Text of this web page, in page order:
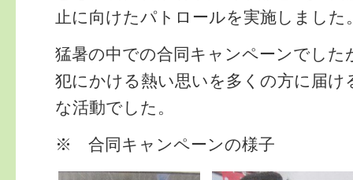
止に向けたパトロールを実施しました
猛暑の中での合同キャンペーンでした
犯にかける熱い思いを多くの方に届け
な活動でした。
※ 合同キャンペーンの様子